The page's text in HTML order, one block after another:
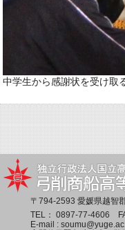
中学生から感謝状を受け取
〒794-2593 愛媛県越智
TEL： 0897-77-4606
E-mail :